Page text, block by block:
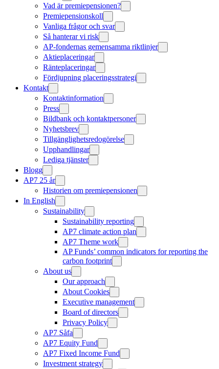
Vad är premiepensionen?
Premiepensionskoll
Vanliga frågor och svar
Så hanterar vi risk
AP-fondernas gemensamma riktlinjer
Aktieplaceringar
Ränteplaceringar
Fördjupning placeringsstrategi
Kontakt
Kontaktinformation
Press
Bildbank och kontaktpersoner
Nyhetsbrev
Tillgänglighetsredogörelse
Upphandlingar
Lediga tjänster
Blogg
AP7 25 år
Historien om premiepensionen
In English
Sustainability
Sustainability reporting
AP7 climate action plan
AP7 Theme work
AP Funds’ common indicators for reporting the
carbon footprint
About us
Our approach
About Cookies
Executive management
Board of directors
Privacy Policy
AP7 Såfa
AP7 Equity Fund
AP7 Fixed Income Fund
Investment strategy